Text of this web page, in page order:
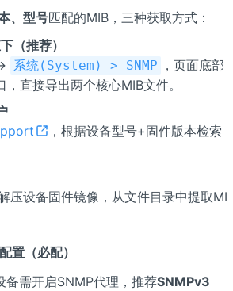
、型号匹配的MIB，三种获取方式：
（推荐）
系统(System) > SNMP
，页面底部
直接导出两个核心MIB文件。
，根据设备型号+固件版本检索
压设备固件镜像，从文件目录中提取MI
置（必配）
需开启SNMP代理，推荐SNMPv3